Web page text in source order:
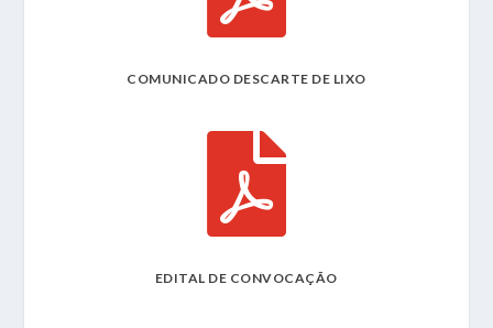
COMUNICADO DESCARTE DE LIXO

EDITAL DE CONVOCAÇÃO